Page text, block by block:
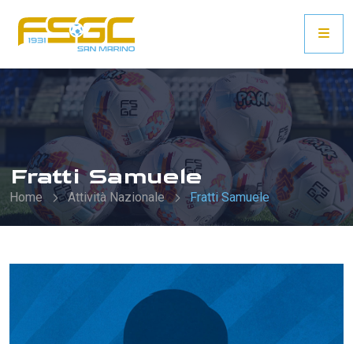
Fratti Samuele
Home Attività Nazionale Fratti Samuele